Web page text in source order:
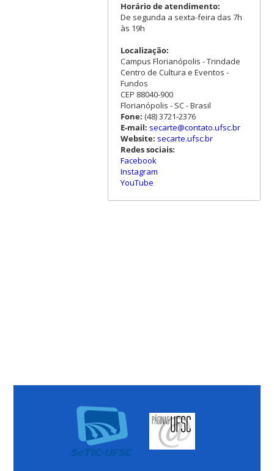
Horário de atendimento:
De segunda a sexta-feira das 7h
às 19h
Localização:
Campus Florianópolis - Trindade
Centro de Cultura e Eventos -
Fundos
CEP 88040-900
Florianópolis - SC - Brasil
Fone: (48) 3721-2376
E-mail: secarte@contato.ufsc.br
Website: secarte.ufsc.br
Redes sociais:
Facebook
Instagram
YouTube